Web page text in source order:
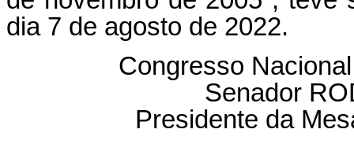
dia 7 de agosto de 2022.
Congresso
Senador
Presidente da